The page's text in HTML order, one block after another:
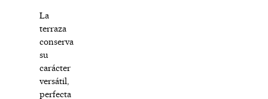
La
terraza
conserva
su
carácter
versátil,
perfecta